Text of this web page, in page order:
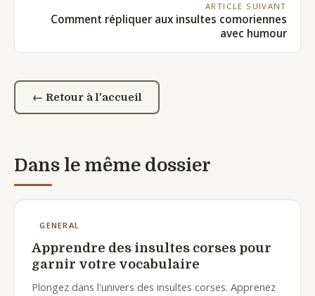
ARTICLE SUIVANT
Comment répliquer aux insultes comoriennes
avec humour
← Retour à l'accueil
Dans le même dossier
GENERAL
Apprendre des insultes corses pour
garnir votre vocabulaire
Plongez dans l'univers des insultes corses. Apprenez